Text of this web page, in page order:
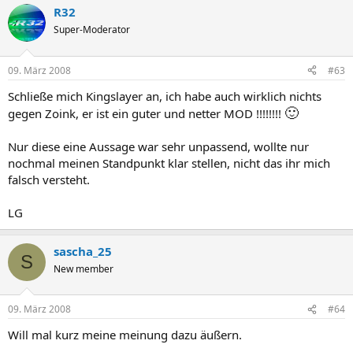
R32
Super-Moderator
09. März 2008 #63
Schließe mich Kingslayer an, ich habe auch wirklich nichts
gegen Zoink, er ist ein guter und netter MOD !!!!!!!! 🙂
Nur diese eine Aussage war sehr unpassend, wollte nur
nochmal meinen Standpunkt klar stellen, nicht das ihr mich
falsch versteht.
LG​
S sascha_25
New member
09. März 2008 #64
Will mal kurz meine meinung dazu äußern.